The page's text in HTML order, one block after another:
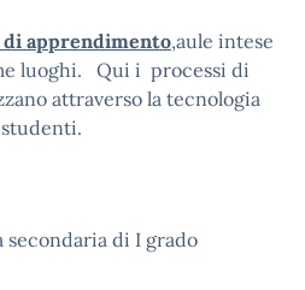
apprendimento,aule intese
luoghi. Qui i processi di
attraverso la tecnologia
secondaria di I grado